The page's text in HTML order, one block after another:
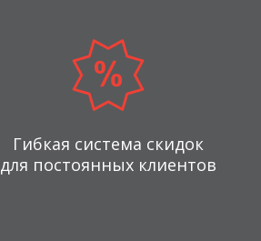
Гибкая система скидок
для постоянных клиентов